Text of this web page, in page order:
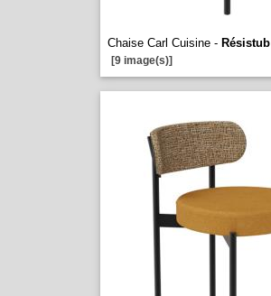
Chaise Carl Cuisine - Résistub
[9 image(s)]